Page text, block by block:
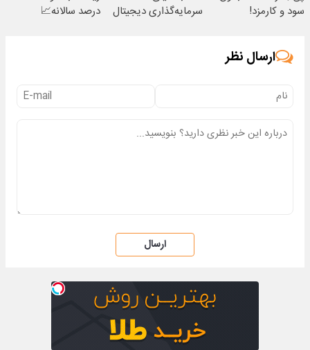
سود و کارمزد!
سرمایه‌گذاری دیجیتال
درصد سالانه📈
ارسال نظر
ارسال